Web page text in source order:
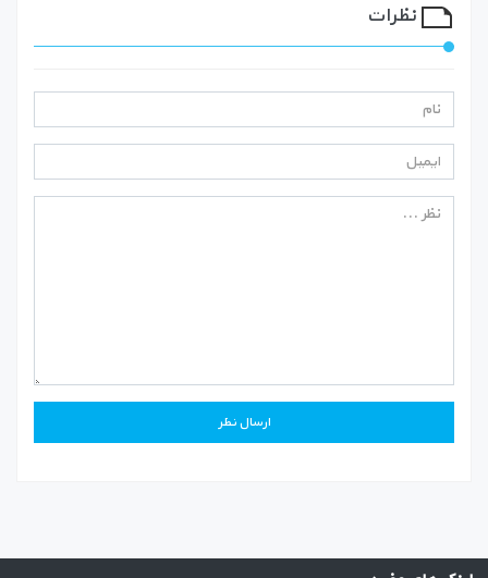
نظرات